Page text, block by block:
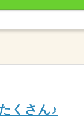
くさん♪